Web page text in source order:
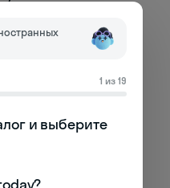
1 из 19
и выберите